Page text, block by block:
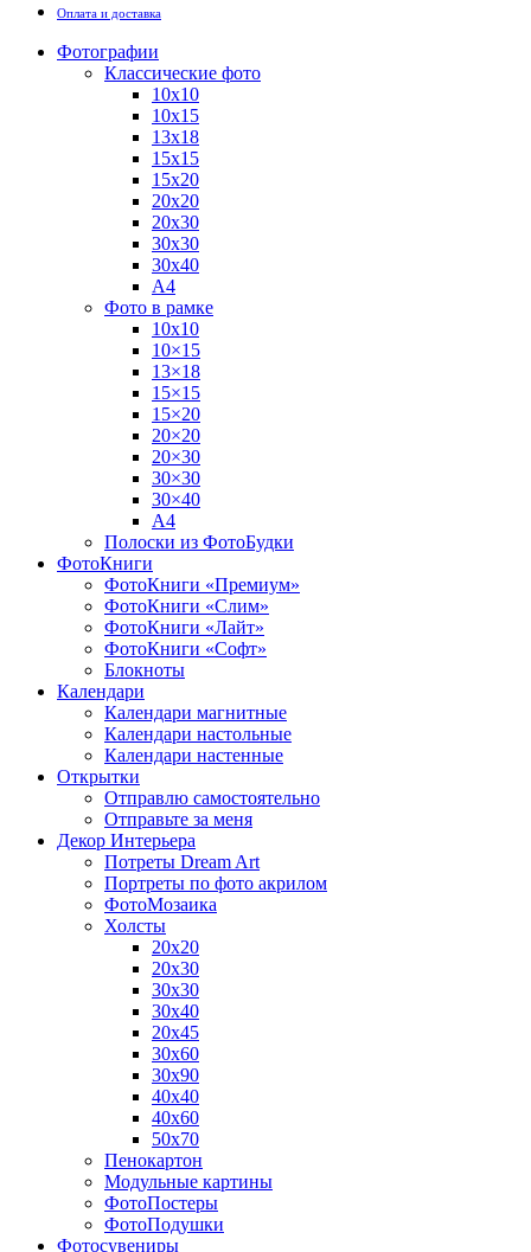
Оплата и доставка
Фотографии
Классические фото
10х10
10х15
13х18
15х15
15х20
20х20
20х30
30х30
30х40
А4
Фото в рамке
10х10
10×15
13×18
15×15
15×20
20×20
20×30
30×30
30×40
A4
Полоски из ФотоБудки
ФотоКниги
ФотоКниги «Премиум»
ФотоКниги «Слим»
ФотоКниги «Лайт»
ФотоКниги «Софт»
Блокноты
Календари
Календари магнитные
Календари настольные
Календари настенные
Открытки
Отправлю самостоятельно
Отправьте за меня
Декор Интерьера
Потреты Dream Art
Портреты по фото акрилом
ФотоМозаика
Холсты
20х20
20х30
30х30
30х40
20х45
30х60
30х90
40х40
40х60
50х70
Пенокартон
Модульные картины
ФотоПостеры
ФотоПодушки
Фотоcувениры